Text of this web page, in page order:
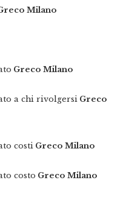
Milano
Greco Milano
a chi rivolgersi Greco
costi Greco Milano
costo Greco Milano